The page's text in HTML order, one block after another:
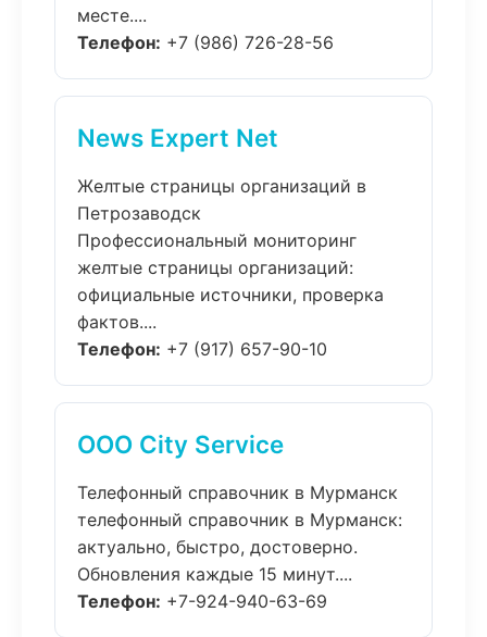
месте....
Телефон: +7 (986) 726-28-56
News Expert Net
Желтые страницы организаций в
Петрозаводск
Профессиональный мониторинг
желтые страницы организаций:
официальные источники, проверка
фактов....
Телефон: +7 (917) 657-90-10
ООО City Service
Телефонный справочник в Мурманск
телефонный справочник в Мурманск:
актуально, быстро, достоверно.
Обновления каждые 15 минут....
Телефон: +7-924-940-63-69